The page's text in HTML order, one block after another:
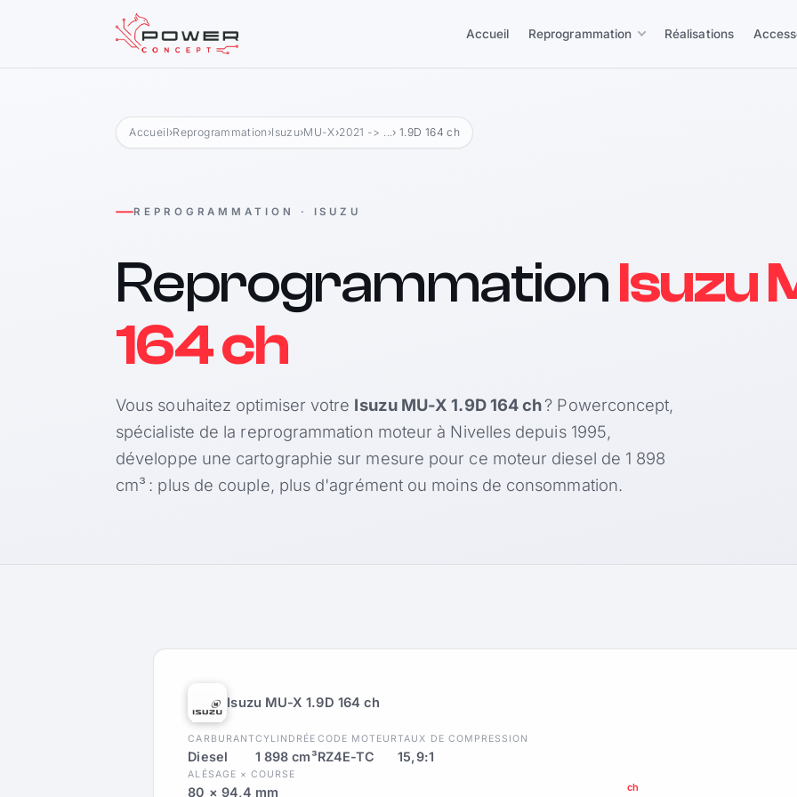
Accueil Reprogrammation Réalisations
Accueil›Reprogrammation ›Isuzu›MU-X›2021 -> ...› 1.9D 164 ch
REPROGRAMMATION · ISUZU
ReprogrammationIsuzu
164 ch
Vous souhaitez optimiser votre Isuzu MU-X 1.9D 164 ch? Powerconcept,
spécialiste de la reprogrammation moteur à Nivelles depuis 1995,
développe une cartographie sur mesure pour ce moteur diesel de 1 898
cm³ : plus de couple, plus d'agrément ou moins de consommation.
Isuzu MU-X 1.9D 164 ch
CARBURANT
Diesel
CYLINDRÉE
1 898 cm³
CODE MOTEUR
RZ4E-TC
TAUX DE COMPRESSION
15,9:1
ALÉSAGE × COURSE
80 × 94,4 mm ch